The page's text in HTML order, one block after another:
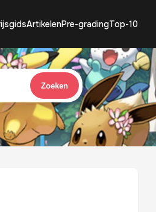
ArtikelenPre-gradingTop-10
Zoeken